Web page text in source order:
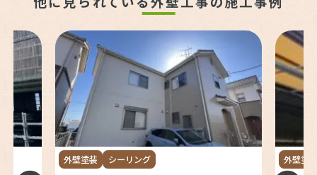
外壁塗装 シーリング 外壁塗装